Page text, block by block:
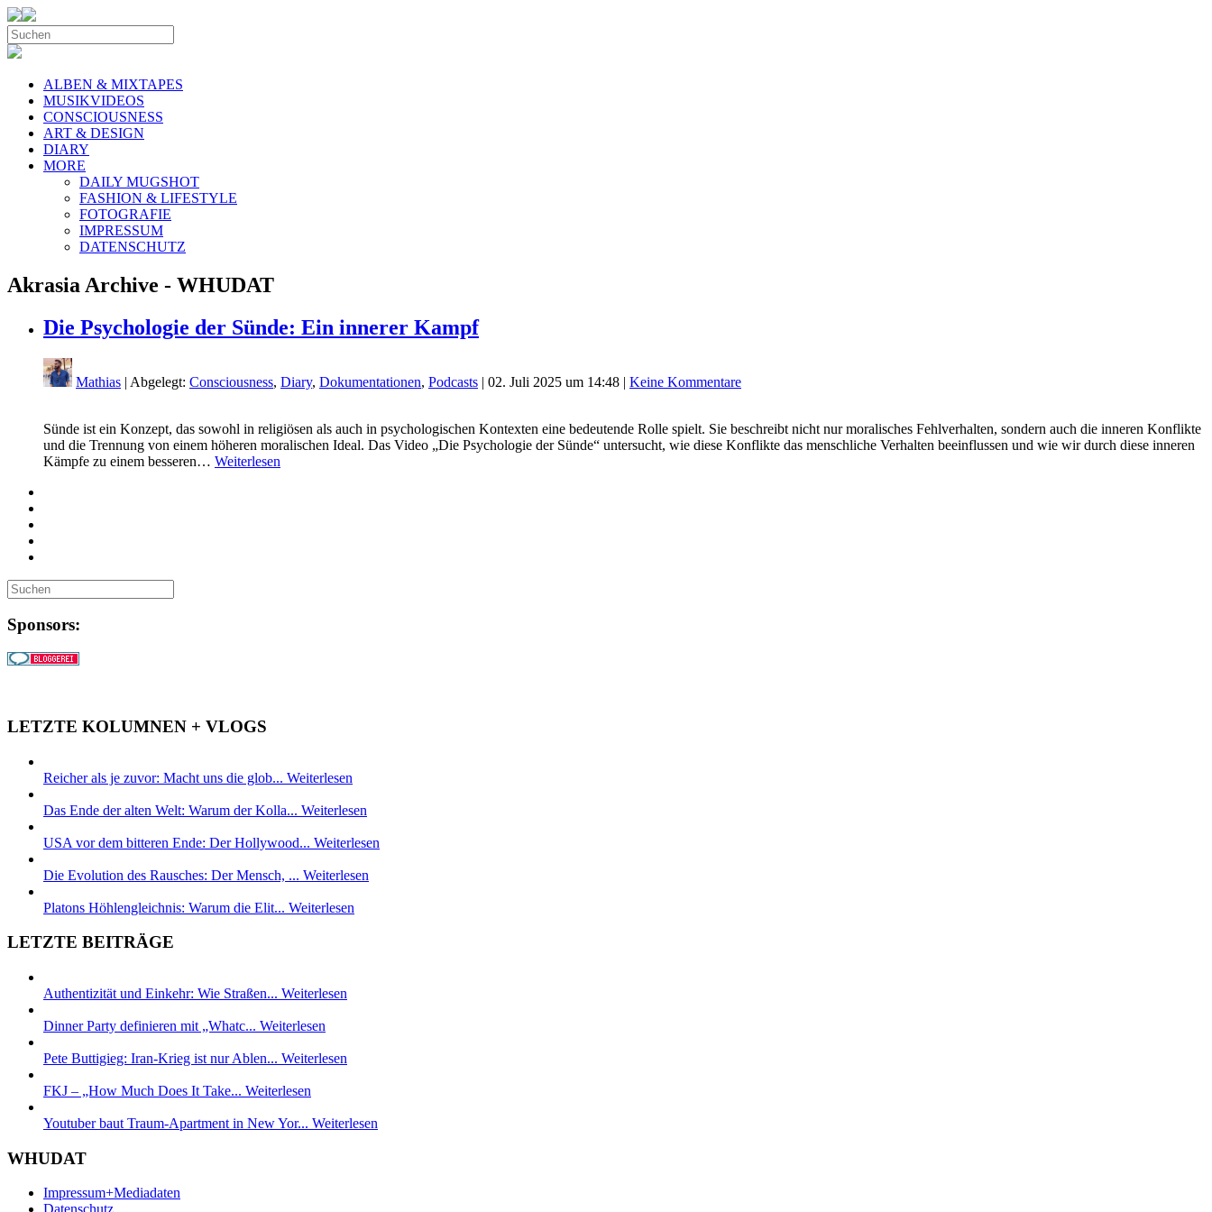
ALBEN & MIXTAPES
MUSIKVIDEOS
CONSCIOUSNESS
ART & DESIGN
DIARY
MORE
DAILY MUGSHOT
FASHION & LIFESTYLE
FOTOGRAFIE
IMPRESSUM
DATENSCHUTZ
Akrasia Archive - WHUDAT
Die Psychologie der Sünde: Ein innerer Kampf
Mathias | Abgelegt: Consciousness, Diary, Dokumentationen, Podcasts | 02. Juli 2025 um 14:48 | Keine Kommentare
Sünde ist ein Konzept, das sowohl in religiösen als auch in psychologischen Kontexten eine bedeutende Rolle spielt. Sie beschreibt nicht nur moralisches Fehlverhalten, sondern auch die inneren Konflikte
und die Trennung von einem höheren moralischen Ideal. Das Video „Die Psychologie der Sünde“ untersucht, wie diese Konflikte das menschliche Verhalten beeinflussen und wie wir durch diese inneren
Kämpfe zu einem besseren… Weiterlesen
Sponsors:
LETZTE KOLUMNEN + VLOGS
Reicher als je zuvor: Macht uns die glob... Weiterlesen
Das Ende der alten Welt: Warum der Kolla... Weiterlesen
USA vor dem bitteren Ende: Der Hollywood... Weiterlesen
Die Evolution des Rausches: Der Mensch, ... Weiterlesen
Platons Höhlengleichnis: Warum die Elit... Weiterlesen
LETZTE BEITRÄGE
Authentizität und Einkehr: Wie Straßen... Weiterlesen
Dinner Party definieren mit „Whatc... Weiterlesen
Pete Buttigieg: Iran-Krieg ist nur Ablen... Weiterlesen
FKJ – „How Much Does It Take... Weiterlesen
Youtuber baut Traum-Apartment in New Yor... Weiterlesen
WHUDAT
Impressum+Mediadaten